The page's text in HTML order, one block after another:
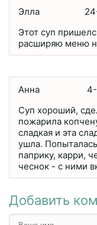
Элла
Этот суп
расширяю меню
Анна
Суп хороший,
пожарила
сладкая и эта
ушла.
паприку, карри,
чеснок - с ними
Добавить